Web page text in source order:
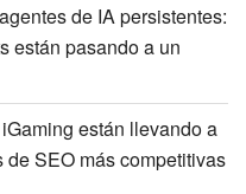
de IA persistentes:
están pasando a un
están llevando a
SEO más competitivas